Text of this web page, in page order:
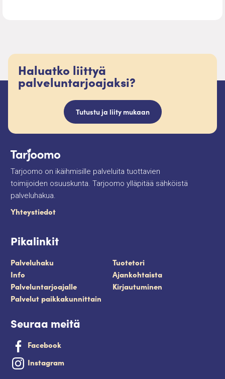
Haluatko liittyä
palveluntarjoajaksi?
Tutustu ja liity mukaan
Tarjoomo on ikäihmisille palveluita tuottavien
toimijoiden osuuskunta. Tarjoomo ylläpitää sähköistä
palveluhakua.
Yhteystiedot
Pikalinkit
Palveluhaku
Tuotetori
Info
Ajankohtaista
Palveluntarjoajalle
Kirjautuminen
Palvelut paikkakunnittain
Seuraa meitä
Facebook
Instagram